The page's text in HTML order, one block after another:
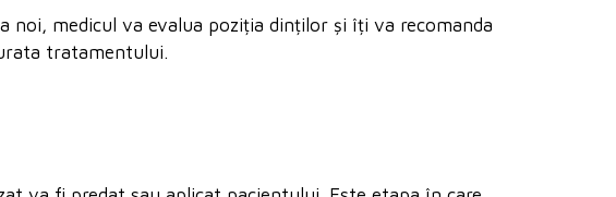
noi, medicul va evalua poziția dinților și îți va recomanda
tratamentului.